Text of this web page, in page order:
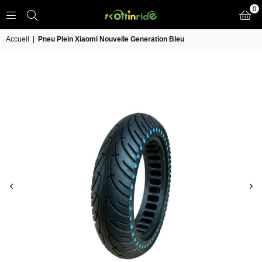
IN
0
Accueil Pneu Plein Xiaomi Nouvelle Generation Bleu